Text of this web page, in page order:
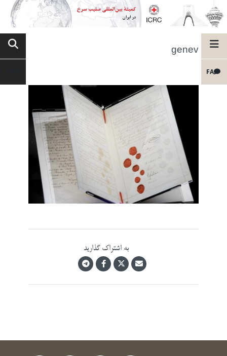
FA
genev
به اشتراک گذارید